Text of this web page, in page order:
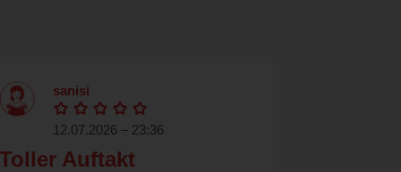
sanisi
12.07.2026 – 23:36
Toller Auftakt